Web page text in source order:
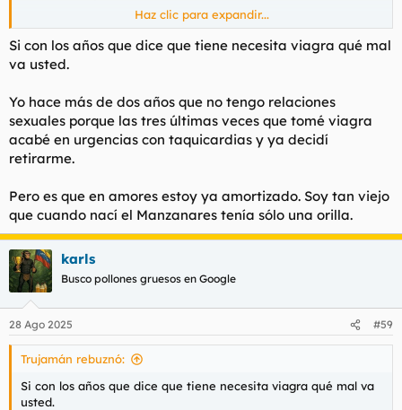
Antes de la trt deberías meterte alguno de esos . Antes me he
pinchado testosterona y no vi cambios en las erecciones
Ojo que la picha blanda puede empezar perfectamente a los 30
no había drama… la máxima potencia sexual está entre los 13 y
los 25 a partir de ahí todo va en picada
Haz clic para expandir...
Si con los años que dice que tiene necesita viagra qué mal
va usted.
Yo hace más de dos años que no tengo relaciones
sexuales porque las tres últimas veces que tomé viagra
acabé en urgencias con taquicardias y ya decidí
retirarme.
Pero es que en amores estoy ya amortizado. Soy tan viejo
que cuando nací el Manzanares tenía sólo una orilla.
karls
Busco pollones gruesos en Google
28 Ago 2025 #59
Trujamán rebuznó:
Si con los años que dice que tiene necesita viagra qué mal va
usted.